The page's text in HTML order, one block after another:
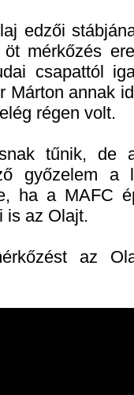
edzői
mérkőzés
csapattól
Márton annak
régen volt.
tűnik, de
győzelem a
ha a MAFC
is az Olajt.
az